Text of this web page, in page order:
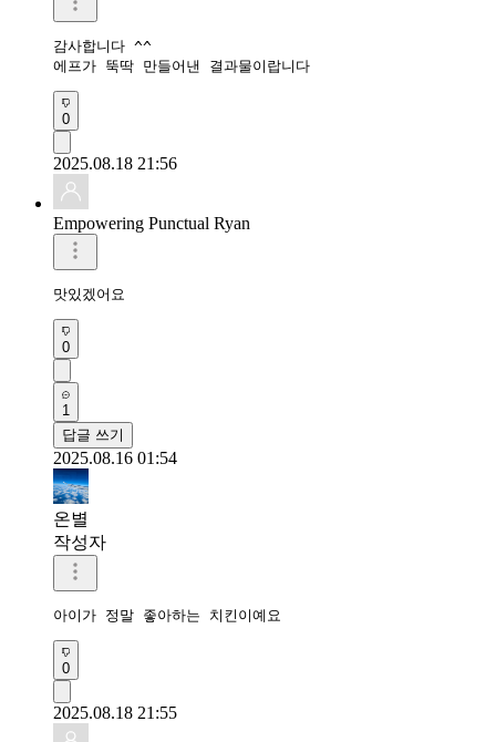
감사합니다 ^^
에프가 뚝딱 만들어낸 결과물이랍니다
0
2025.08.18 21:56
Empowering Punctual Ryan
맛있겠어요
0
1
답글 쓰기
2025.08.16 01:54
온별
작성자
아이가 정말 좋아하는 치킨이예요
0
2025.08.18 21:55